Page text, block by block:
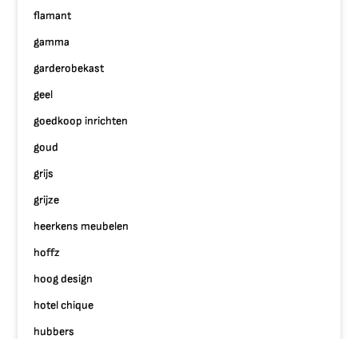
flamant
gamma
garderobekast
geel
goedkoop inrichten
goud
grijs
grijze
heerkens meubelen
hoffz
hoog design
hotel chique
hubbers